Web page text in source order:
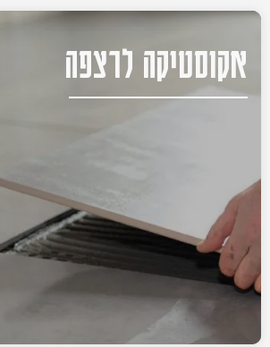
אקוסטיקה לרצפה